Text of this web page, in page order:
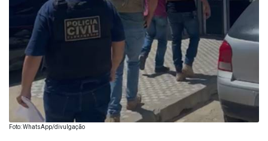
Foto: WhatsApp/divulgação